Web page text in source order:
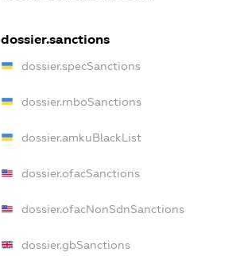
dossier.sanctions
dossier.specSanctions
dossier.rnboSanctions
dossier.amkuBlackList
dossier.ofacSanctions
dossier.ofacNonSdnSanctions
dossier.gbSanctions